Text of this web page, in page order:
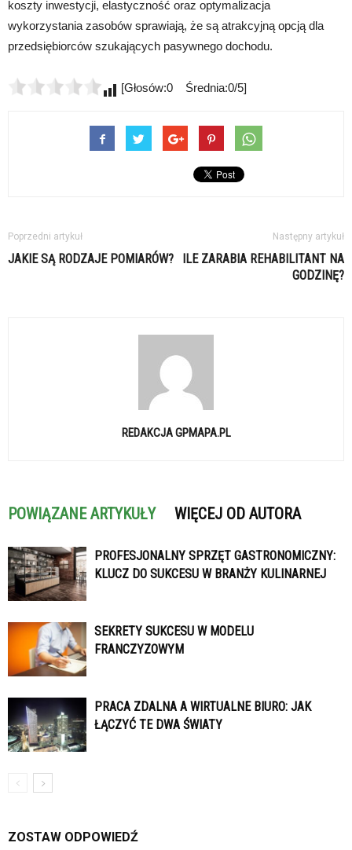
koszty inwestycji, elastyczność oraz optymalizacja
wykorzystania zasobów sprawiają, że są atrakcyjną opcją dla
przedsiębiorców szukających pasywnego dochodu.
[Głosów:0 Średnia:0/5]
Poprzedni artykuł
JAKIE SĄ RODZAJE POMIARÓW?
Następny artykuł
ILE ZARABIA REHABILITANT NA
GODZINĘ?
REDAKCJA GPMAPA.PL
POWIĄZANE ARTYKUŁY WIĘCEJ OD AUTORA
PROFESJONALNY SPRZĘT GASTRONOMICZNY:
KLUCZ DO SUKCESU W BRANŻY KULINARNEJ
SEKRETY SUKCESU W MODELU
FRANCZYZOWYM
PRACA ZDALNA A WIRTUALNE BIURO: JAK
ŁĄCZYĆ TE DWA ŚWIATY
ZOSTAW ODPOWIEDŹ